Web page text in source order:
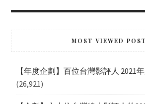
MOST VIEWED
【年度企劃】百位台灣影評人 2021
(26,921)